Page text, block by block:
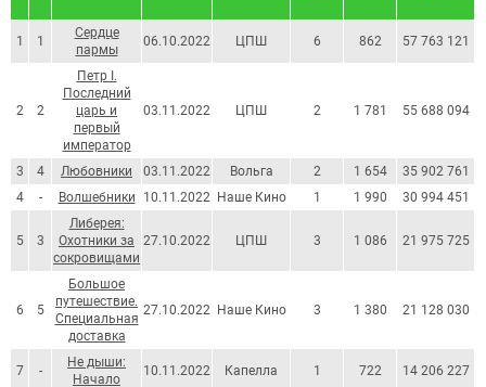
1 1
Сердце
пармы
06.10.2022 ЦПШ 6 862 57 763 121
2 2
Петр I.
Последний
царь и
первый
император
03.11.2022 ЦПШ 2 1 781 55 688 094
3 4 Любовники 03.11.2022 Вольга 2 1 654 35 902 761
4
- Волшебники 10.11.2022 Наше Кино 1 1 990 30 994 451
5 3
Либерея:
Охотники за
сокровищами
27.10.2022 ЦПШ 3 1 086 21 975 725
6 5
Большое
путешествие.
Специальная
доставка
27.10.2022 Наше Кино 3 1 380 21 128 030
7 -
Не дыши:
Начало
10.11.2022 Капелла 1 722 14 206 227